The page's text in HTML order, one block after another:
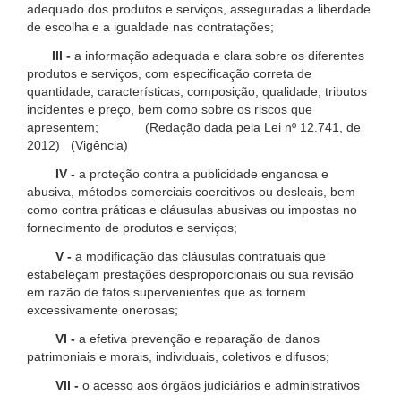
adequado dos produtos e serviços, asseguradas a liberdade
de escolha e a igualdade nas contratações;
III - a informação adequada e clara sobre os diferentes
produtos e serviços, com especificação correta de
quantidade, características, composição, qualidade, tributos
incidentes e preço, bem como sobre os riscos que
apresentem; (Redação dada pela Lei nº 12.741, de
2012) (Vigência)
IV - a proteção contra a publicidade enganosa e
abusiva, métodos comerciais coercitivos ou desleais, bem
como contra práticas e cláusulas abusivas ou impostas no
fornecimento de produtos e serviços;
V - a modificação das cláusulas contratuais que
estabeleçam prestações desproporcionais ou sua revisão
em razão de fatos supervenientes que as tornem
excessivamente onerosas;
VI - a efetiva prevenção e reparação de danos
patrimoniais e morais, individuais, coletivos e difusos;
VII - o acesso aos órgãos judiciários e administrativos